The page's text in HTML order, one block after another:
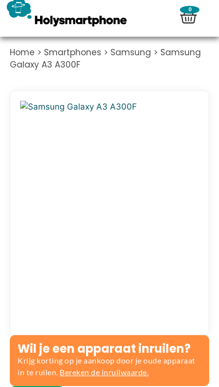
0
Home > Smartphones > Samsung > Samsung
Galaxy A3 A300F
Wil je een apparaat inruilen?
Krijg korting op je aankoop door je oude apparaat
in te ruilen. Bereken de inruilwaarde.